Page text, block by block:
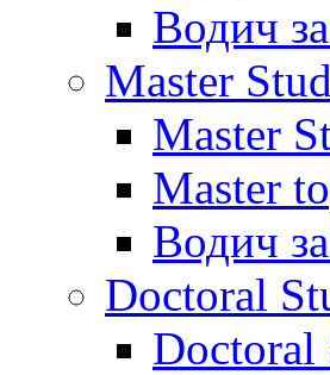
Водич
Master
Master
Master
Водич
Doctoral
Doctoral